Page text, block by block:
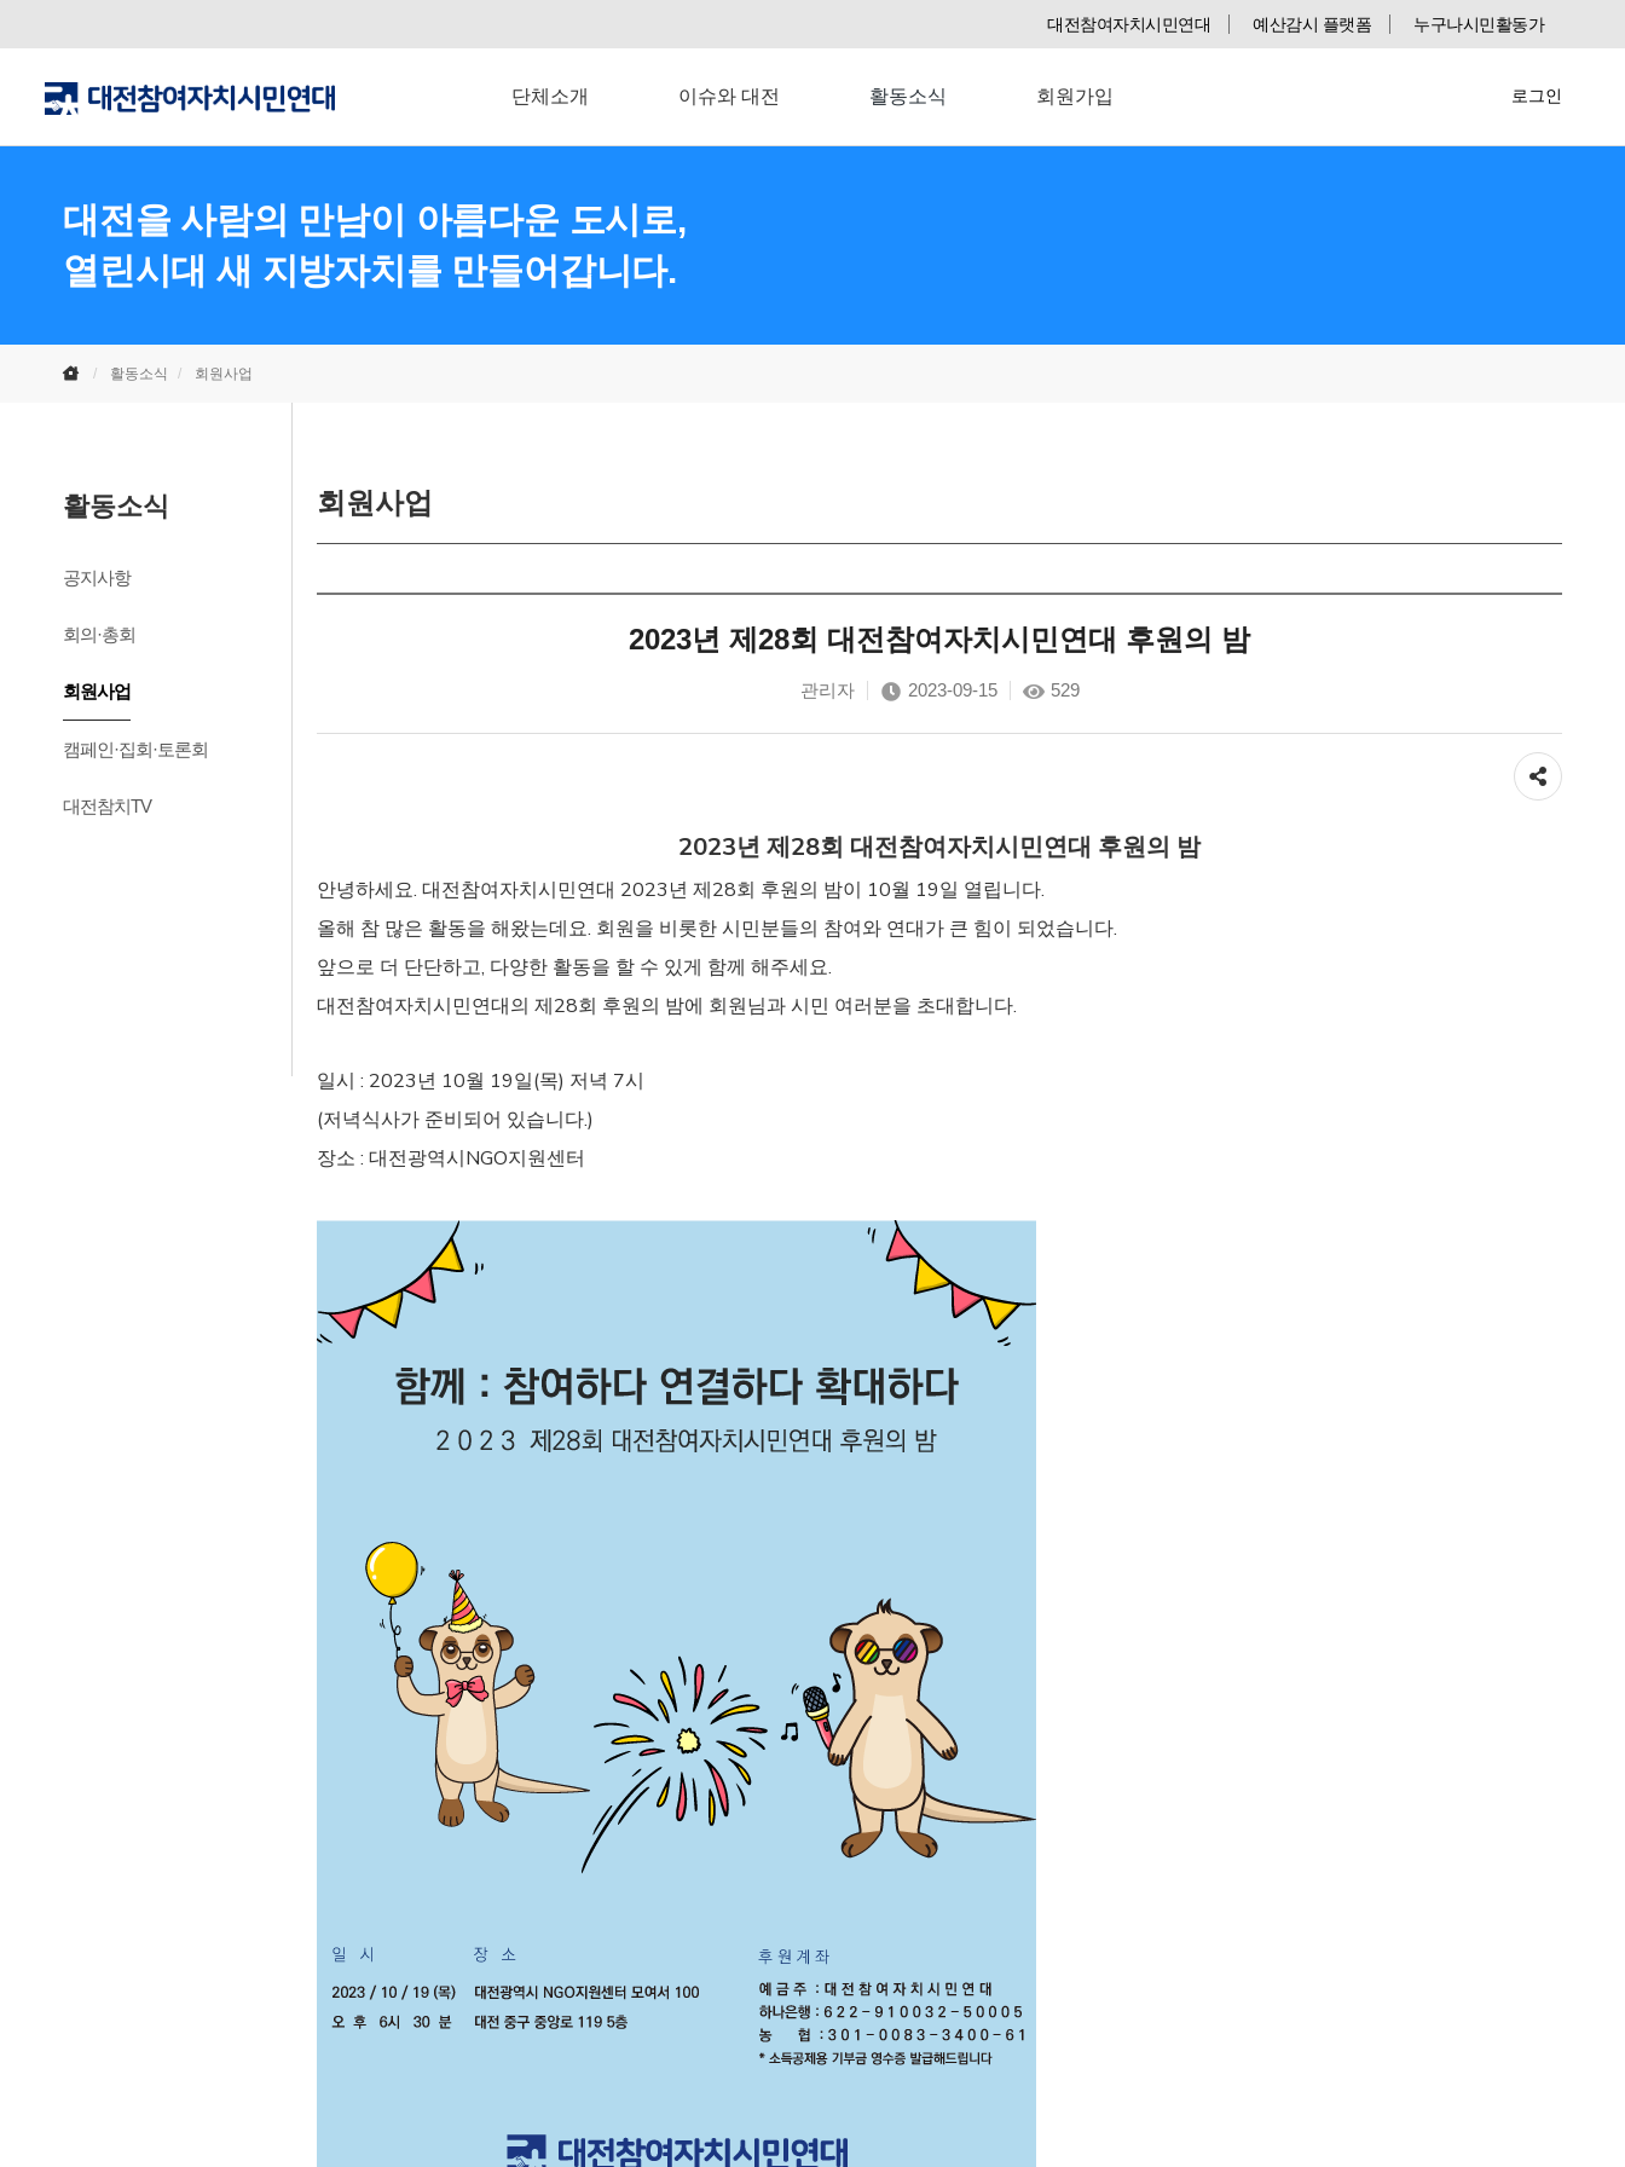
대전참여자치시민연대 예산감시 플랫폼 누구나시민활동가
로그인
단체소개 이슈와 대전 활동소식 회원가입
대전을 사람의 만남이 아름다운 도시로,
열린시대 새 지방자치를 만들어갑니다.
활동소식 회원사업
활동소식
공지사항
회의·총회
회원사업
캠페인·집회·토론회
대전참치TV
회원사업
2023년 제28회 대전참여자치시민연대 후원의 밤
관리자 2023-09-15 529
공유하기
2023년 제28회 대전참여자치시민연대 후원의 밤
안녕하세요. 대전참여자치시민연대 2023년 제28회 후원의 밤이 10월 19일 열립니다.
올해 참 많은 활동을 해왔는데요. 회원을 비롯한 시민분들의 참여와 연대가 큰 힘이 되었습니다.
앞으로 더 단단하고, 다양한 활동을 할 수 있게 함께 해주세요.
대전참여자치시민연대의 제28회 후원의 밤에 회원님과 시민 여러분을 초대합니다.
일시 : 2023년 10월 19일(목) 저녁 7시
(저녁식사가 준비되어 있습니다.)
장소 : 대전광역시NGO지원센터